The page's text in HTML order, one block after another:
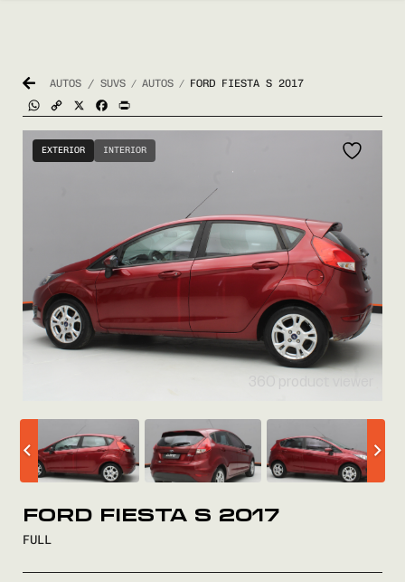
COMPRÁ
VENDÉ
AUTOS / SUVS / AUTOS / FORD FIESTA S 2017
WhatsApp
Copy
Link
Facebook
EXTERIOR INTERIOR
360 product viewer
FORD FIESTA S 2017
FULL